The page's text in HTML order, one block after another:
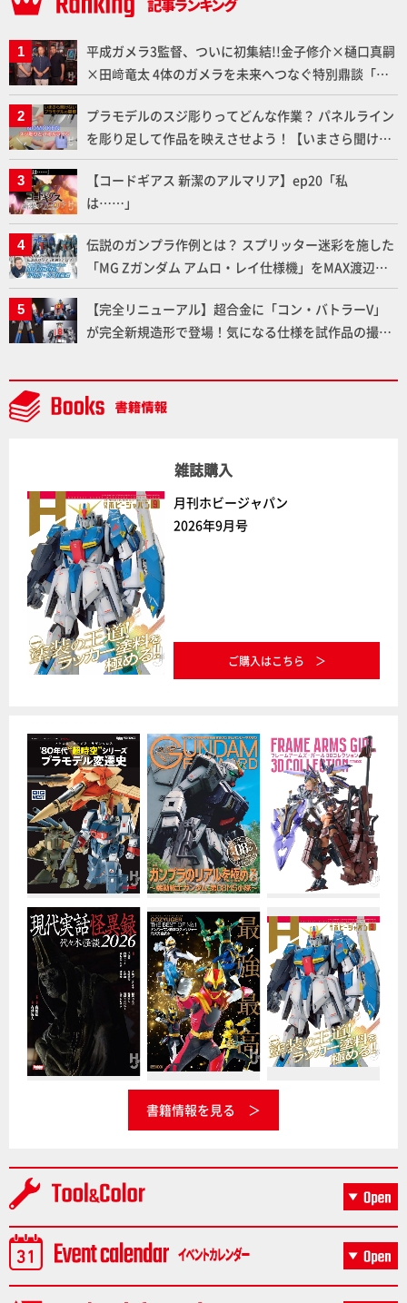
平成ガメラ3監督、ついに初集結!!金子修介×樋口真嗣
×田﨑竜太 4体のガメラを未来へつなぐ特別鼎談「ガ
メラ永久保存化プロジェクト FINAL」
プラモデルのスジ彫りってどんな作業？ パネルライン
を彫り足して作品を映えさせよう！【いまさら聞けな
いプラモデルの基礎：スジ彫りとパネルライン】
【コードギアス 新潔のアルマリア】ep20「私
は……」
伝説のガンプラ作例とは？ スプリッター迷彩を施した
「MG Zガンダム アムロ・レイ仕様機」をMAX渡辺が
ふたたび塗る!!【試し読み】
【完全リニューアル】超合金に「コン・バトラーV」
が完全新規造形で登場！気になる仕様を試作品の撮り
ト」セット情報もお届け！【超合金の魂】
雑誌購入
月刊ホビージャパン
2026年9月号
ご購入はこちら
書籍情報を見る